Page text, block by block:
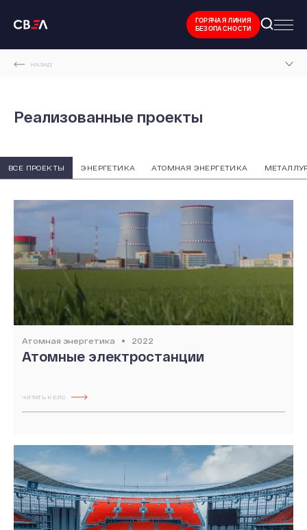
ГОРЯЧАЯ ЛИНИЯ
БЕЗОПАСНОСТИ
НАЗАД
РЕАЛИЗОВАННЫЕ ПРОЕКТЫ
Реализованные проекты
ВСЕ ПРОЕКТЫ ЭНЕРГЕТИКА АТОМНАЯ ЭНЕРГЕТИКА
Атомная энергетика 2022
Атомные электростанции
ЧИТАТЬ КЕЙС